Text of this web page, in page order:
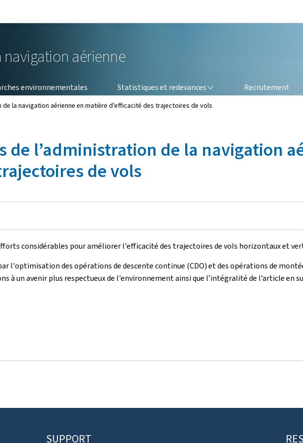
aérienne
environnementales Statistiques et redevances
Recrutement
la navigation aérienne en matière d'efficacité des trajectoires de vols
de l’administration de la navigation
de vols
considérables pour améliorer l'efficacité des trajectoires de vols horizontaux et
l'optimisation des opérations de descente continue (CDO) et des opérations de
à un avenir plus respectueux de l'environnement ainsi que l’intégralité de l’article en
SUPPORT